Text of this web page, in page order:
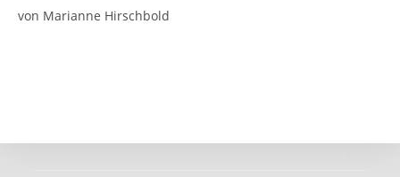
von Marianne Hirschbold